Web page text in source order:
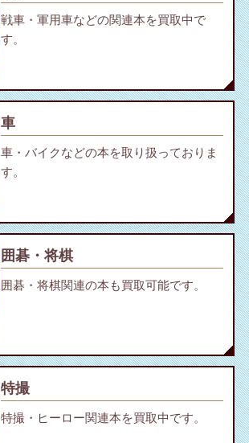
戦車・軍用車などの関連本を買取中で
す。
車
車・バイクなどの本を取り扱っておりま
す。
囲碁・将棋
囲碁・将棋関連の本も買取可能です。
特撮
特撮・ヒーロー関連本を買取中です。